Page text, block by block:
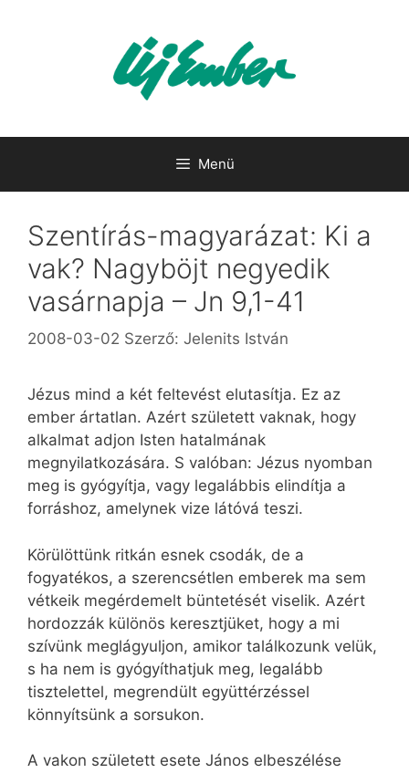
Menü
Szentírás-magyarázat: Ki a
vak? Nagyböjt negyedik
vasárnapja – Jn 9,1-41
2008-03-02 Szerző: Jelenits István
Jézus mind a két feltevést elutasítja. Ez az
ember ártatlan. Azért született vaknak, hogy
alkalmat adjon Isten hatalmának
megnyilatkozására. S valóban: Jézus nyomban
meg is gyógyítja, vagy legalábbis elindítja a
forráshoz, amelynek vize látóvá teszi.
Körülöttünk ritkán esnek csodák, de a
fogyatékos, a szerencsétlen emberek ma sem
vétkeik megérdemelt büntetését viselik. Azért
hordozzák különös keresztjüket, hogy a mi
szívünk meglágyuljon, amikor találkozunk velük,
s ha nem is gyógyíthatjuk meg, legalább
tisztelettel, megrendült együttérzéssel
könnyítsünk a sorsukon.
A vakon született esete János elbeszélése